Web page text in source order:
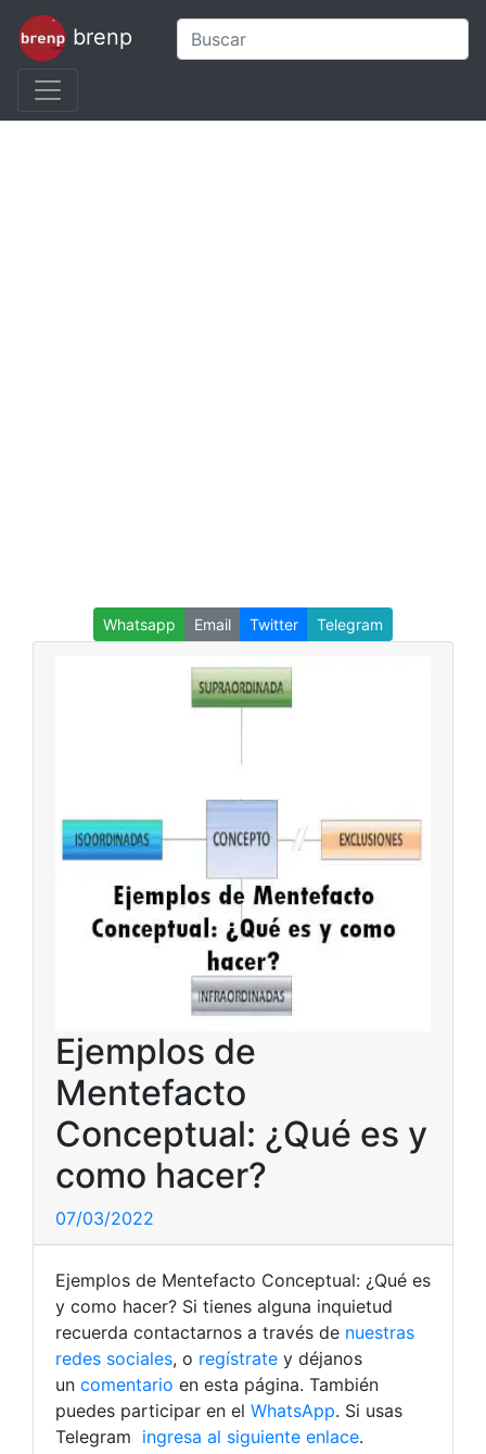
brenp
Whatsapp Email Twitter Telegram
Ejemplos de
Mentefacto
Conceptual: ¿Qué es y
como hacer?
07/03/2022
Ejemplos de Mentefacto Conceptual: ¿Qué es
y como hacer? Si tienes alguna inquietud
recuerda contactarnos a través de nuestras
redes sociales, o regístrate y déjanos
un comentario en esta página. También
puedes participar en el WhatsApp. Si usas
Telegram ingresa al siguiente enlace.